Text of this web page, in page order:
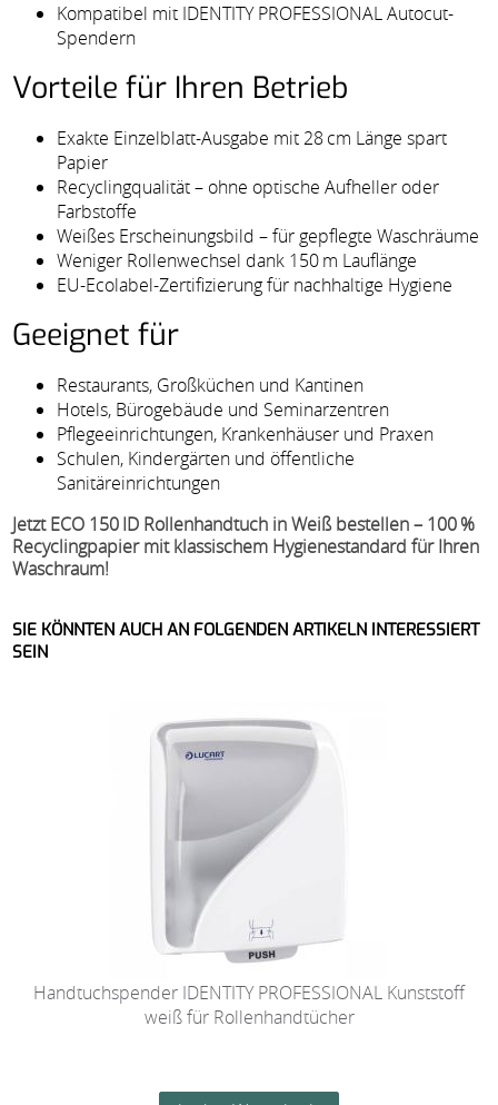
Kompatibel mit IDENTITY PROFESSIONAL Autocut-
Spendern
Vorteile für Ihren Betrieb
Exakte Einzelblatt-Ausgabe mit 28 cm Länge spart
Papier
Recyclingqualität – ohne optische Aufheller oder
Farbstoffe
Weißes Erscheinungsbild – für gepflegte Waschräume
Weniger Rollenwechsel dank 150 m Lauflänge
EU-Ecolabel-Zertifizierung für nachhaltige Hygiene
Geeignet für
Restaurants, Großküchen und Kantinen
Hotels, Bürogebäude und Seminarzentren
Pflegeeinrichtungen, Krankenhäuser und Praxen
Schulen, Kindergärten und öffentliche
Sanitäreinrichtungen
Jetzt ECO 150 ID Rollenhandtuch in Weiß bestellen – 100 %
Recyclingpapier mit klassischem Hygienestandard für Ihren
Waschraum!
SIE KÖNNTEN AUCH AN FOLGENDEN ARTIKELN INTERESSIERT
SEIN
Handtuchspender IDENTITY PROFESSIONAL Kunststoff
weiß für Rollenhandtücher